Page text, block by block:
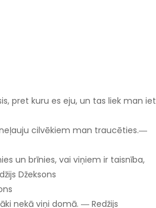
pret kuru es eju, un tas liek man iet
neļauju cilvēkiem man traucēties.―
un brīnies, vai viņiem ir taisnība,
Džeksons
nekā viņi domā. ― Redžijs